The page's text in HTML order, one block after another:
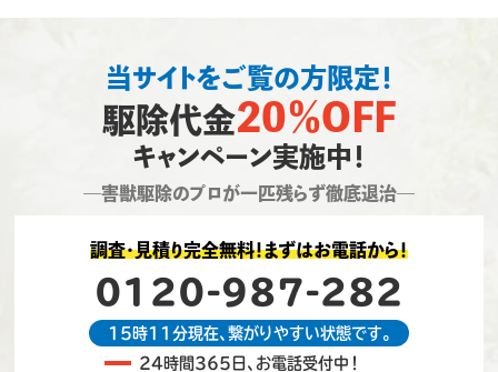
当サイトをご覧の方限定！
駆除代金20％OFF
キャンペーン実施中！
―害獣駆除のプロが一匹残らず徹底退治―
調査・見積り完全無料！まずはお電話から！
0120-987-282
15時11分現在、繋がりやすい状態です。
24時間365日、お電話受付中！